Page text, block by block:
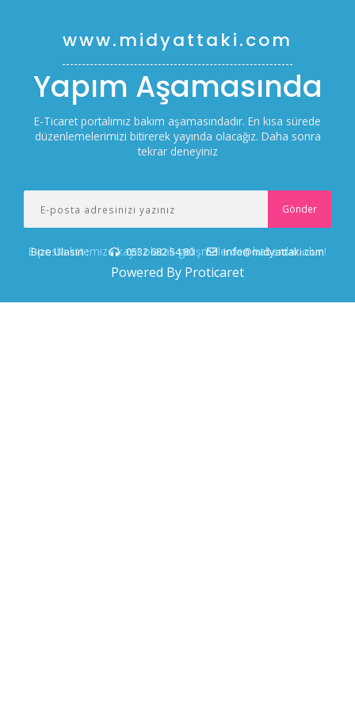
www.midyattaki.com
Yapım Aşamasında
E-Ticaret portalımız bakım aşamasındadır. En kısa sürede
düzenlemelerimizi bitirerek yayında olacağız. Daha sonra
tekrar deneyiniz
E-posta listemize kayıt olarak gelişmelerden haberdar olun!
Bize Ulasin : 0532 682 54 80 info@midyattaki.com
Powered By Proticaret